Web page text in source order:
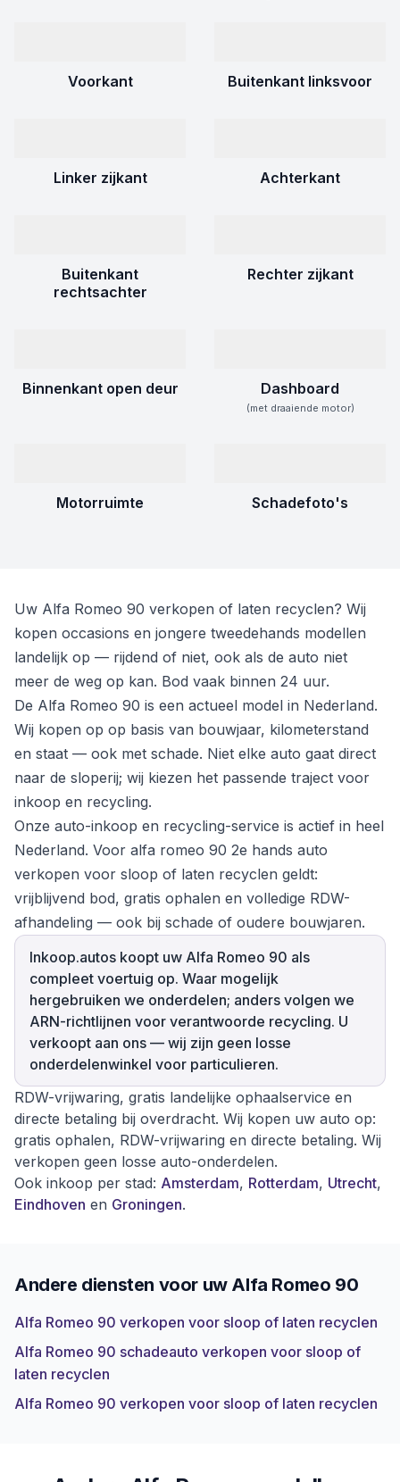
Voorkant Buitenkant linksvoor
Linker zijkant Achterkant
Buitenkant
rechtsachter
Rechter zijkant
Binnenkant open deur Dashboard
(met draaiende motor)
Motorruimte Schadefoto's
Uw Alfa Romeo 90 verkopen of laten recyclen? Wij
kopen occasions en jongere tweedehands modellen
landelijk op — rijdend of niet, ook als de auto niet
meer de weg op kan. Bod vaak binnen 24 uur.
De Alfa Romeo 90 is een actueel model in Nederland.
Wij kopen op op basis van bouwjaar, kilometerstand
en staat — ook met schade. Niet elke auto gaat direct
naar de sloperij; wij kiezen het passende traject voor
inkoop en recycling.
Onze auto-inkoop en recycling-service is actief in heel
Nederland. Voor alfa romeo 90 2e hands auto
verkopen voor sloop of laten recyclen geldt:
vrijblijvend bod, gratis ophalen en volledige RDW-
afhandeling — ook bij schade of oudere bouwjaren.
Inkoop.autos koopt uw Alfa Romeo 90 als
compleet voertuig op. Waar mogelijk
hergebruiken we onderdelen; anders volgen we
ARN-richtlijnen voor verantwoorde recycling. U
verkoopt aan ons — wij zijn geen losse
onderdelenwinkel voor particulieren.
RDW-vrijwaring, gratis landelijke ophaalservice en
directe betaling bij overdracht. Wij kopen uw auto op:
gratis ophalen, RDW-vrijwaring en directe betaling. Wij
verkopen geen losse auto-onderdelen.
Ook inkoop per stad: Amsterdam, Rotterdam, Utrecht,
Eindhoven en Groningen.
Andere diensten voor uw Alfa Romeo 90
Alfa Romeo 90 verkopen voor sloop of laten recyclen
Alfa Romeo 90 schadeauto verkopen voor sloop of
laten recyclen
Alfa Romeo 90 verkopen voor sloop of laten recyclen